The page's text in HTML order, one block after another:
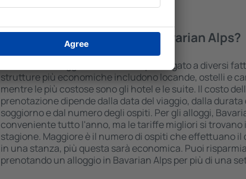
Quanto costa l'alloggio in Bavarian Alps?
Il costo dell'alloggio in Bavarian Alps è legato a diversi
strutture più economiche includono locande, ostelli e
mentre le più costose sono gli hotel e le suite. Il costo
prenotazione dipende dalla data del viaggio, dalla durata
soggiorno e dal numero degli ospiti. Per gli alloggi,
conveniente tutto l'anno, ma le tariffe migliori si trovano
stagione. Maggiore è il numero di ospiti che effettuano
in una stanza, più questa sarà economica. Puoi
prenotando un alloggio in Bavarian Alps per più di una